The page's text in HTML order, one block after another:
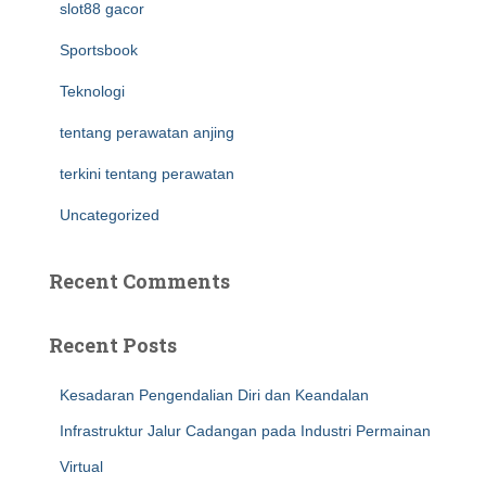
slot88 gacor
Sportsbook
Teknologi
tentang perawatan anjing
terkini tentang perawatan
Uncategorized
Recent Comments
Recent Posts
Kesadaran Pengendalian Diri dan Keandalan
Infrastruktur Jalur Cadangan pada Industri Permainan
Virtual